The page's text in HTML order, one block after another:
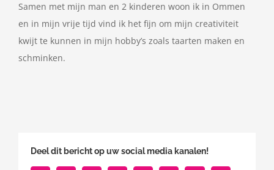
Samen met mijn man en 2 kinderen woon ik in Ommen
en in mijn vrije tijd vind ik het fijn om mijn creativiteit
kwijt te kunnen in mijn hobby’s zoals taarten maken en
schminken.
Deel dit bericht op uw social media kanalen!